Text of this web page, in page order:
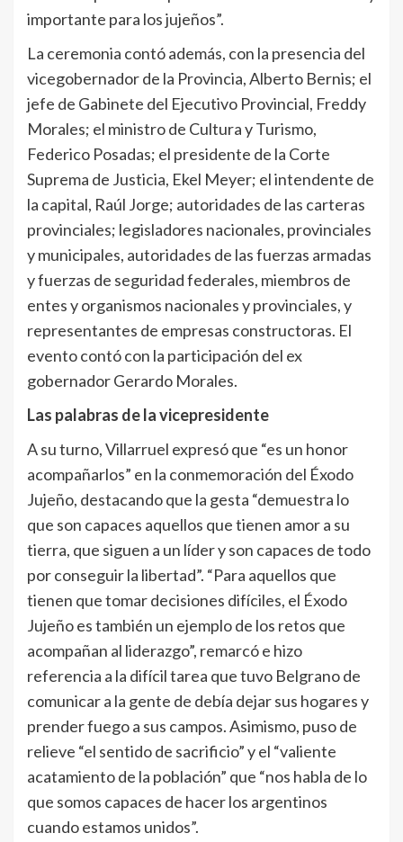
importante para los jujeños”.
La ceremonia contó además, con la presencia del
vicegobernador de la Provincia, Alberto Bernis; el
jefe de Gabinete del Ejecutivo Provincial, Freddy
Morales; el ministro de Cultura y Turismo,
Federico Posadas; el presidente de la Corte
Suprema de Justicia, Ekel Meyer; el intendente de
la capital, Raúl Jorge; autoridades de las carteras
provinciales; legisladores nacionales, provinciales
y municipales, autoridades de las fuerzas armadas
y fuerzas de seguridad federales, miembros de
entes y organismos nacionales y provinciales, y
representantes de empresas constructoras. El
evento contó con la participación del ex
gobernador Gerardo Morales.
Las palabras de la vicepresidente
A su turno, Villarruel expresó que “es un honor
acompañarlos” en la conmemoración del Éxodo
Jujeño, destacando que la gesta “demuestra lo
que son capaces aquellos que tienen amor a su
tierra, que siguen a un líder y son capaces de todo
por conseguir la libertad”. “Para aquellos que
tienen que tomar decisiones difíciles, el Éxodo
Jujeño es también un ejemplo de los retos que
acompañan al liderazgo”, remarcó e hizo
referencia a la difícil tarea que tuvo Belgrano de
comunicar a la gente de debía dejar sus hogares y
prender fuego a sus campos. Asimismo, puso de
relieve “el sentido de sacrificio” y el “valiente
acatamiento de la población” que “nos habla de lo
que somos capaces de hacer los argentinos
cuando estamos unidos”.